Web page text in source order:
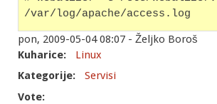
/var/log/apache/access.log
pon, 2009-05-04 08:07 - Željko Boroš
Kuharice:
Linux
Kategorije:
Servisi
Vote: